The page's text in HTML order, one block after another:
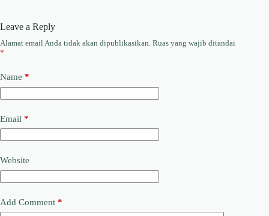
Leave a Reply
Alamat email Anda tidak akan dipublikasikan. Ruas yang wajib ditandai
*
Name *
Email *
Website
Add Comment *